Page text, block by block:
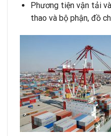
Phương tiện vận tải
thao và bộ phận, đồ